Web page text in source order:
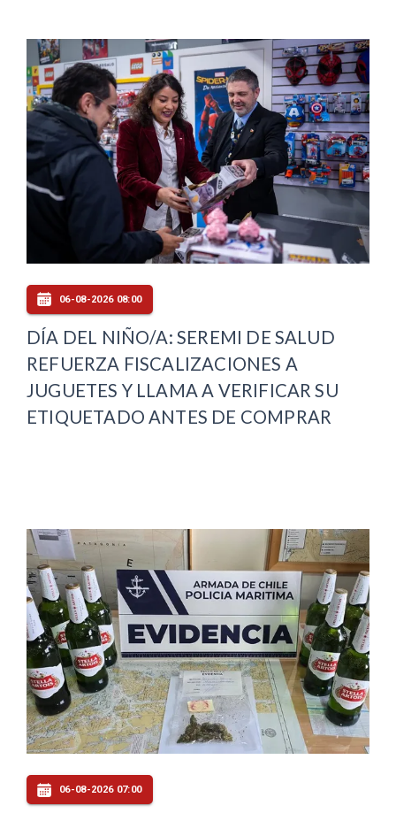
06-08-2026 08:00
DÍA DEL NIÑO/A: SEREMI DE SALUD
REFUERZA FISCALIZACIONES A
JUGUETES Y LLAMA A VERIFICAR SU
ETIQUETADO ANTES DE COMPRAR
06-08-2026 07:00